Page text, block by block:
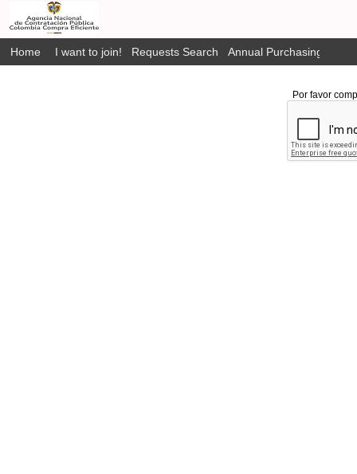
Home I want to join! Requests Search Annual Purchasing Plan
Por favor